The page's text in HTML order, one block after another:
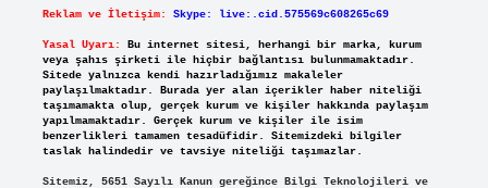
Reklam ve İletişim: Skype: live:.cid.575569c608265c69
Yasal Uyarı:
Bu internet sitesi, herhangi bir marka, kurum
veya şahıs şirketi ile hiçbir bağlantısı bulunmamaktadır.
Sitede yalnızca kendi hazırladığımız makaleler
paylaşılmaktadır. Burada yer alan içerikler haber niteliği
taşımamakta olup, gerçek kurum ve kişiler hakkında paylaşım
yapılmamaktadır. Gerçek kurum ve kişiler ile isim
benzerlikleri tamamen tesadüfidir. Sitemizdeki bilgiler
taslak halindedir ve tavsiye niteliği taşımazlar.
Sitemiz, 5651 Sayılı Kanun gereğince Bilgi Teknolojileri ve